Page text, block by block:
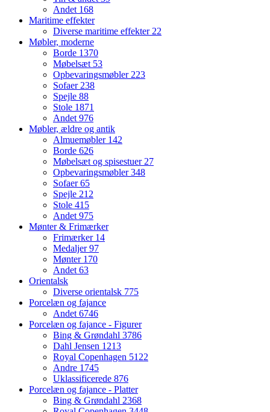
Andet 168
Maritime effekter
Diverse maritime effekter22
Møbler, moderne
Borde 1370
Møbelsæt 53
Opbevaringsmøbler223
Sofaer238
Spejle 88
Stole 1871
Andet976
Møbler, ældre og antik
Almuemøbler 142
Borde 626
Møbelsæt og spisestuer27
Opbevaringsmøbler348
Sofaer65
Spejle 212
Stole 415
Andet975
Mønter & Frimærker
Frimærker 14
Medaljer97
Mønter 170
Andet63
Orientalsk
Diverse orientalsk 775
Porcelæn og fajance
Andet6746
Porcelæn og fajance - Figurer
Bing & Grøndahl 3786
Dahl Jensen 1213
Royal Copenhagen 5122
Andre 1745
Uklassificerede 876
Porcelæn og fajance - Platter
Bing & Grøndahl 2368